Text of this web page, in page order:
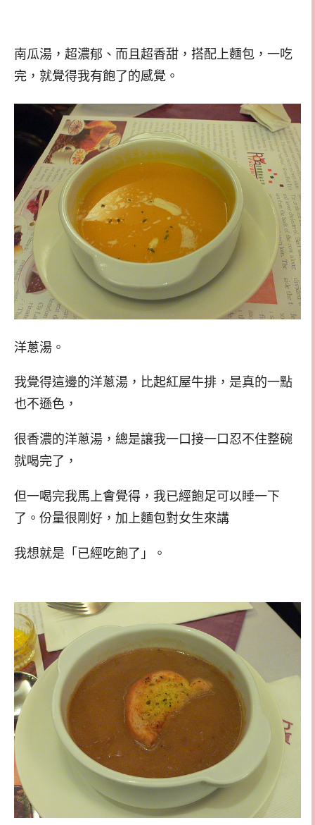
南瓜湯，超濃郁、而且超香甜，搭配上麵包，一吃
完，就覺得我有飽了的感覺。
洋蔥湯。
我覺得這邊的洋蔥湯，比起紅屋牛排，是真的一點
也不遜色，
很香濃的洋蔥湯，總是讓我一口接一口忍不住整碗
就喝完了，
但一喝完我馬上會覺得，我已經飽足可以睡一下
了。份量很剛好，加上麵包對女生來講
我想就是「已經吃飽了 」。